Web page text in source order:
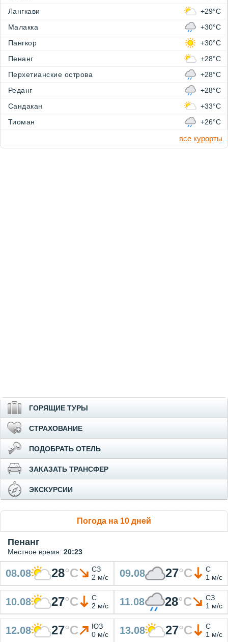
Лангкави
+29°C
Малакка
+30°C
Пангкор
+30°C
Пенанг
+28°C
Перхетианские острова
+28°C
Реданг
+28°C
Сандакан
+33°C
Тиоман
+26°C
все курорты
ГОРЯЩИЕ ТУРЫ
СТРАХОВАНИЕ
ПОДОБРАТЬ ОТЕЛЬ
ЗАКАЗАТЬ ТРАНСФЕР
ЭКСКУРСИИ
Погода на 10 дней
Пенанг
Местное время: 20:23
08.08 28°C
СЗ
2 м/с
09.08 27°C
С
1 м/с
10.08 27°C
С
2 м/с
11.08 28°C
СЗ
1 м/с
12.08 27°C
ЮЗ
0 м/с
13.08 27°C
С
1 м/с